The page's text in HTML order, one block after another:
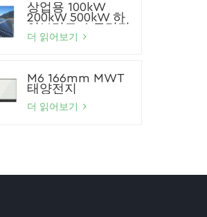
상업용 100kW
200kW 500kW 하
이브리드 스토리지
태양광 시스템 리튬
더 읽어보기
M6 166mm MWT
태양전지
더 읽어보기